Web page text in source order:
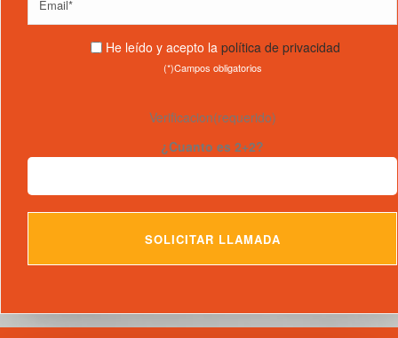
He leído y acepto la política de privacidad
(*)Campos obligatorios
Verificacion(requerido)
¿Cuanto es 2+2?